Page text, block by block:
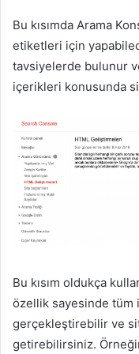
Bu kısımda Arama
etiketleri için
tavsiyelerde bulunur
içerikleri konusunda
Bu kısım oldukça
özellik sayesinde
gerçekleştirebilir ve
getirebilirsiniz.